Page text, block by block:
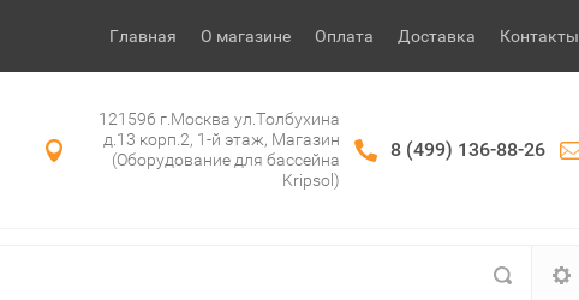
Главная О магазине Оплата Доставка Контакты
121596 г.Москва ул.Толбухина
д.13 корп.2, 1-й этаж, Магазин
(Оборудование для бассейна
Kripsol)
8 (499) 136-88-26